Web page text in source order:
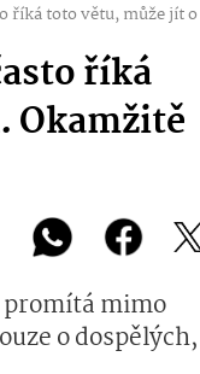
říká toto větu, může jít
říká
Okamžitě
promítá mimo
o dospělých,